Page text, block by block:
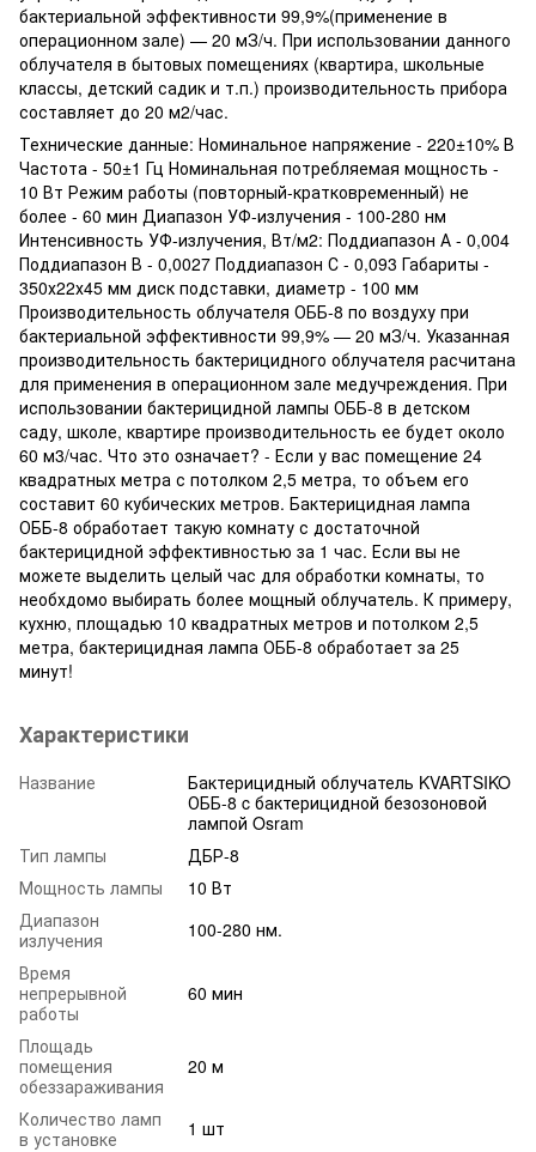
бактериальной эффективности 99,9%(применение в
операционном зале) — 20 мЗ/ч. При использовании данного
облучателя в бытовых помещениях (квартира, школьные
классы, детский садик и т.п.) производительность прибора
составляет до 20 м2/час.
Технические данные: Номинальное напряжение - 220±10% В
Частота - 50±1 Гц Номинальная потребляемая мощность -
10 Вт Режим работы (повторный-кратковременный) не
более - 60 мин Диапазон УФ-излучения - 100-280 нм
Интенсивность УФ-излучения, Вт/м2: Поддиапазон А - 0,004
Поддиапазон В - 0,0027 Поддиапазон С - 0,093 Габариты -
350х22х45 мм диск подставки, диаметр - 100 мм
Производительность облучателя ОББ-8 по воздуху при
бактериальной эффективности 99,9% — 20 мЗ/ч. Указанная
производительность бактерицидного облучателя расчитана
для применения в операционном зале медучреждения. При
использовании бактерицидной лампы ОББ-8 в детском
саду, школе, квартире производительность ее будет около
60 м3/час. Что это означает? - Если у вас помещение 24
квадратных метра с потолком 2,5 метра, то объем его
составит 60 кубических метров. Бактерицидная лампа
ОББ-8 обработает такую комнату с достаточной
бактерицидной эффективностью за 1 час. Если вы не
можете выделить целый час для обработки комнаты, то
необхдомо выбирать более мощный облучатель. К примеру,
кухню, площадью 10 квадратных метров и потолком 2,5
метра, бактерицидная лампа ОББ-8 обработает за 25
минут!
Характеристики
Название
Бактерицидный облучатель KVARTSIKO
ОББ-8 c бактерицидной безозоновой
лампой Osram
Тип лампы
ДБР-8
Мощность лампы
10 Вт
Диапазон
излучения
100-280 нм.
Время
непрерывной
работы
60 мин
Площадь
помещения
обеззараживания
20 м
Количество ламп
в установке
1 шт